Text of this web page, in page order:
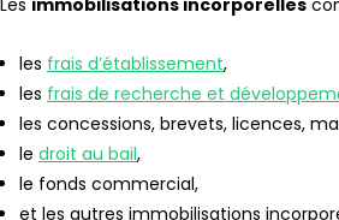
les frais d’établissement,
les frais de recherche et
les concessions, brevets, licences,
le droit au bail,
le fonds commercial,
et les autres immobilisations